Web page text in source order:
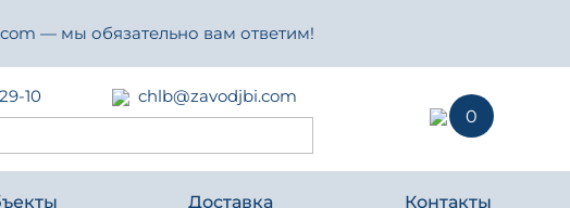
— мы обязательно вам ответим!
10
chlb@zavodjbi.com
0
Доставка Контакты